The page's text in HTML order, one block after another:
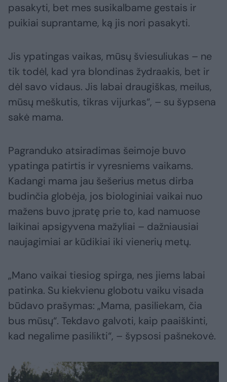
pasakyti, bet mes susikalbame gestais ir
puikiai suprantame, ką jis nori pasakyti.
Jis ypatingas vaikas, mūsų šviesuliukas – ne
tik todėl, kad yra blondinas žydraakis, bet ir
dėl savo vidaus. Jis labai draugiškas, meilus,
mūsų meškutis, tikras vijurkas“, – su šypsena
sakė mama.
Pagranduko atsiradimas šeimoje buvo
ypatinga patirtis ir vyresniems vaikams.
Kadangi mama jau šešerius metus dirba
budinčia globėja, jos biologiniai vaikai nuo
mažens buvo įpratę prie to, kad namuose
laikinai apsigyvena mažyliai – dažniausiai
naujagimiai ar kūdikiai iki vienerių metų.
„Mano vaikai tiesiog spirga, nes jiems labai
patinka. Su kiekvienu globotu vaiku visada
būdavo prašymas: „Mama, pasiliekam, čia
bus mūsų“. Tekdavo galvoti, kaip paaiškinti,
kad negalime pasilikti“, – šypsosi pašnekovė.